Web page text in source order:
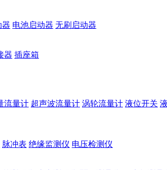
器 电池启动器 无刷启动器
器 插座箱
流量计 超声波流量计 涡轮流量计 液位开关
脉冲表 绝缘监测仪 电压检测仪